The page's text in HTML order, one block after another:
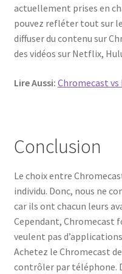
actuellement prises en
pouvez refléter tout sur
diffuser du contenu sur
des vidéos sur Netflix,
Lire Aussi: Chromecast vs
Conclusion
Le choix entre
individu. Donc, nous ne
car ils ont chacun leurs
Cependant, Chromecast
veulent pas
Achetez le Chromecast
contrôler par téléphone.